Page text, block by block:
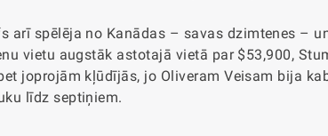
arī spēlēja no Kanādas – savas dzimtenes –
vietu augstāk astotajā vietā par $53,900,
joprojām kļūdījās, jo Oliveram Veisam bija
līdz septiņiem.